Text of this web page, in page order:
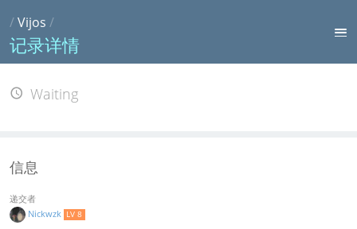
/Vijos /
记录详情
Waiting
信息
递交者
Nickwzk
LV 8